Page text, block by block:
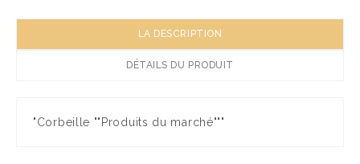
LA DESCRIPTION
DÉTAILS DU PRODUIT
"Corbeille ""Produits du marché"""